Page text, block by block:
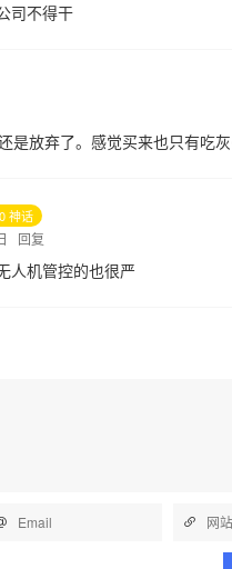
司不得干
是放弃了。感觉买来也只有吃
神话
回复
人机管控的也很严